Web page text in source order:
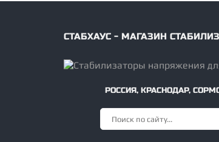
СТАБХАУС - МАГАЗИН
РОССИЯ, КРАСНОДАР,